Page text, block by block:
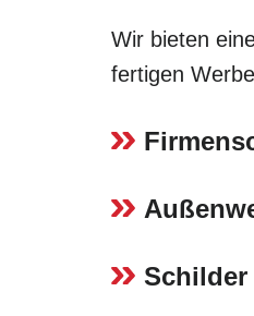
Wir bieten
fertigen
Schilder